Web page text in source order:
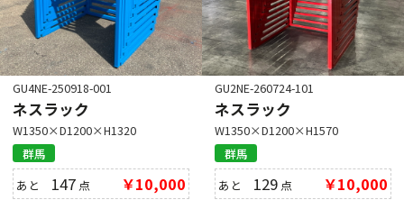
GU4NE-250918-001
ネスラック
W1350×D1200×H1320
群馬
あと 147 点 ￥10,000
GU2NE-260724-101
ネスラック
W1350×D1200×H1570
群馬
あと 129 点 ￥10,000